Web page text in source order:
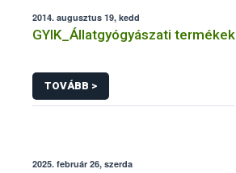
2014. augusztus 19, kedd
GYIK_Állatgyógyászati termékek
TOVÁBB >
2025. február 26, szerda